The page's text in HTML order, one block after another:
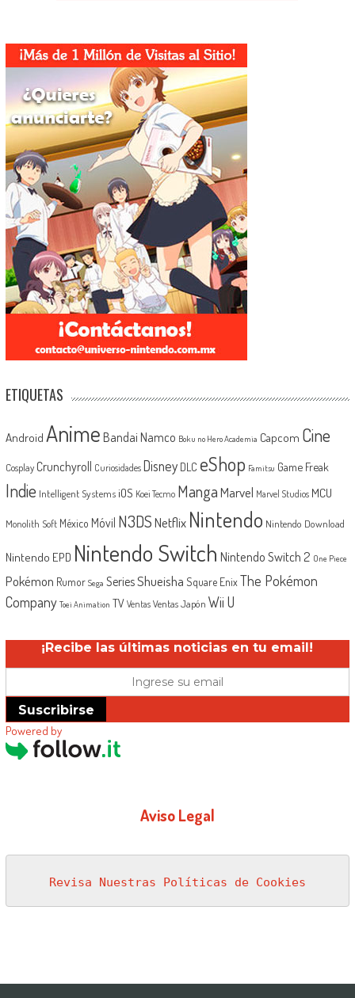
ETIQUETAS
Android Anime Bandai Namco Boku no Hero Academia Capcom Cine
Cosplay Crunchyroll Curiosidades Disney DLC eShop Famitsu Game Freak
Indie Intelligent Systems iOS Koei Tecmo MangaMarvel Marvel Studios MCU
Monolith Soft México Móvil N3DSNetflix Nintendo Nintendo Download
Nintendo EPD Nintendo Switch Nintendo Switch 2 One Piece
Pokémon Rumor Sega SeriesShueisha Square EnixThe Pokémon
Company Toei Animation TV Ventas Ventas Japón Wii U
¡Recibe las últimas noticias en tu email!
Suscribirse
Powered by
Aviso Legal
Revisa Nuestras Políticas de Cookies